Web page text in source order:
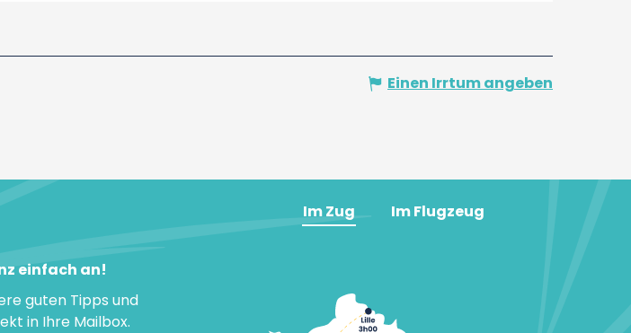
Einen Irrtum angeben
einfach an!
guten Tipps und
in Ihre Mailbox.
Im Zug Im Flugzeug